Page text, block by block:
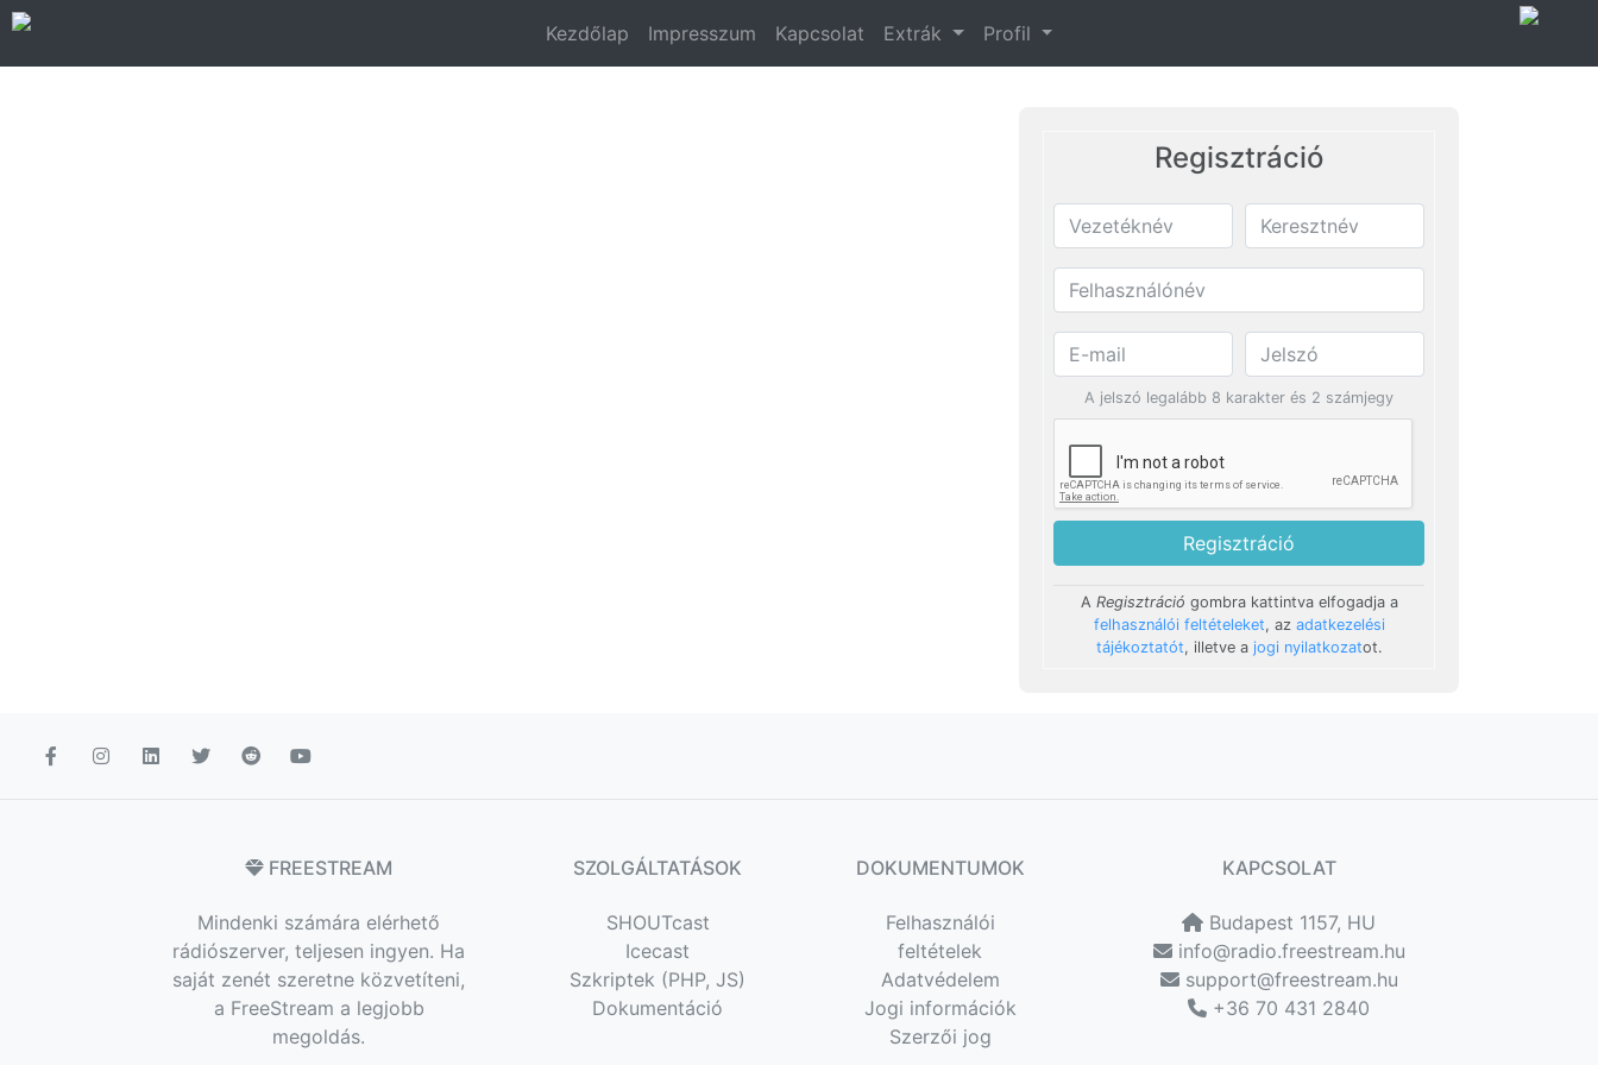
Kezdőlap Impresszum Kapcsolat Extrák Profil
Regisztráció
A jelszó legalább 8 karakter és 2 számjegy
Regisztráció
A Regisztráció gombra kattintva elfogadja a
felhasználói feltételeket, az adatkezelési
tájékoztatót, illetve a jogi nyilatkozatot.
FREESTREAM
Mindenki számára elérhető
rádiószerver, teljesen ingyen. Ha
saját zenét szeretne közvetíteni,
a FreeStream a legjobb
megoldás.
SZOLGÁLTATÁSOK
SHOUTcast
Icecast
Szkriptek (PHP, JS)
Dokumentáció
DOKUMENTUMOK
Felhasználói
feltételek
Adatvédelem
Jogi információk
Szerzői jog
KAPCSOLAT
Budapest 1157, HU
info@radio.freestream.hu
support@freestream.hu
+36 70 431 2840